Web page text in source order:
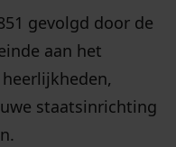
gevolgd door de
aan het
staatsinrichting